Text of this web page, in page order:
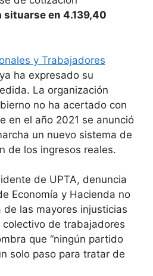
situarse en 4.139,40
y Trabajadores
ha expresado su
La organización
no ha acertado con
en el año 2021 se anunció
un nuevo sistema de
de los ingresos reales.
de UPTA, denuncia
Economía y Hacienda no
de las mayores injusticias
de trabajadores
que “ningún partido
solo paso para tratar de